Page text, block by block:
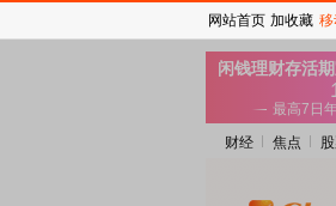
财经 焦点
网站首页 加收藏